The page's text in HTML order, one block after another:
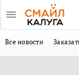
Все новости